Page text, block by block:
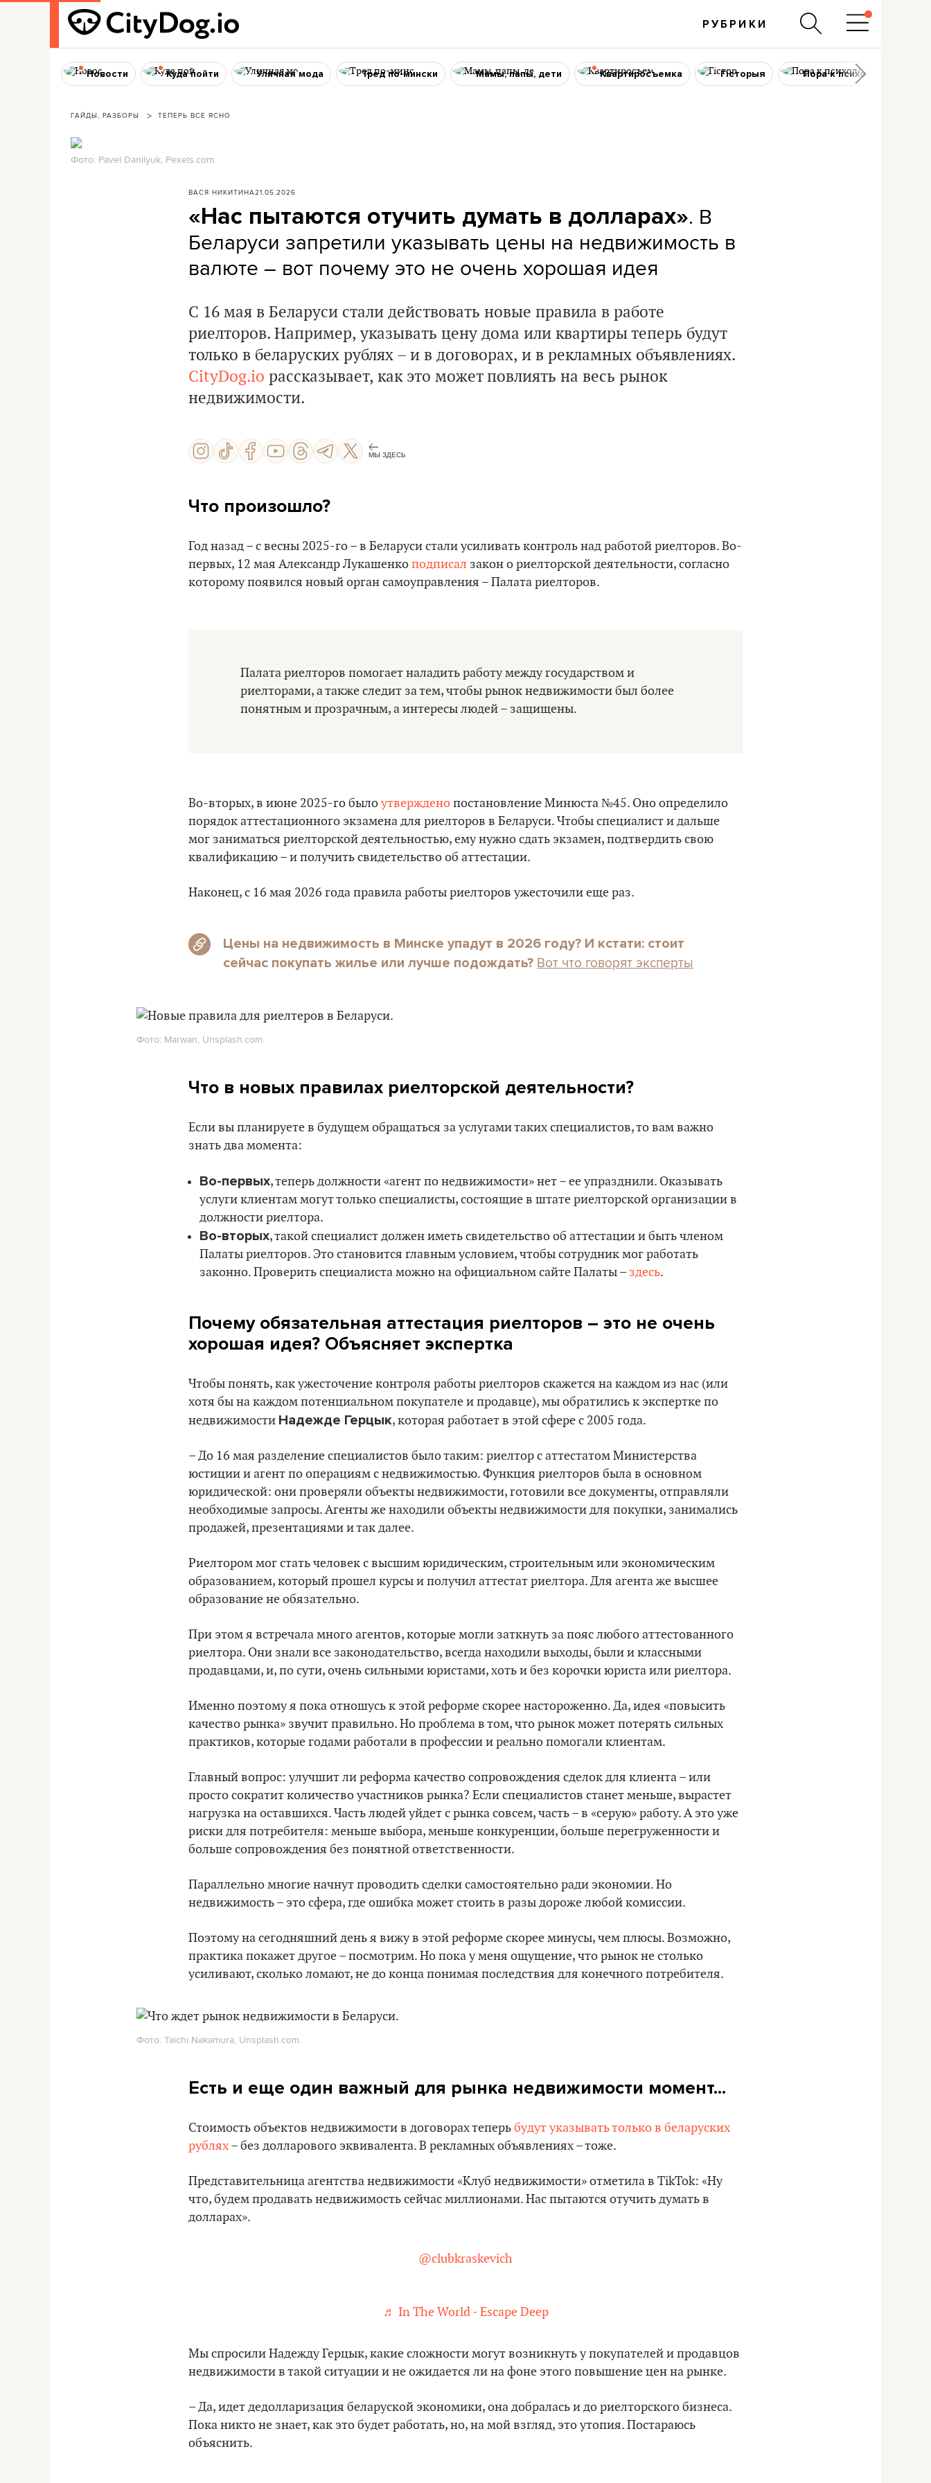
РУБРИКИ
Новости Куда пойти Уличная мода Тред по-мински Мамы, папы, дети Квартиросъемка Гісторыя Пора к психологу
ГАЙДЫ, РАЗБОРЫ ТЕПЕРЬ ВСЕ ЯСНО
Фото: Pavel Danilyuk, Pexels.com.
ВАСЯ НИКИТИНА21.05.2026
«Нас пытаются отучить думать в долларах». В
Беларуси запретили указывать цены на недвижимость в
валюте – вот почему это не очень хорошая идея
С 16 мая в Беларуси стали действовать новые правила в работе
риелторов. Например, указывать цену дома или квартиры теперь будут
только в беларуских рублях – и в договорах, и в рекламных объявлениях.
CityDog.io рассказывает, как это может повлиять на весь рынок
недвижимости.
МЫ ЗДЕСЬ
Что произошло?
Год назад – с весны 2025-го – в Беларуси стали усиливать контроль над работой риелторов. Во-
первых, 12 мая Александр Лукашенкоподписал закон о риелторской деятельности, согласно
которому появился новый орган самоуправления – Палата риелторов.
Палата риелторов помогает наладить работу между государством и
риелторами, а также следит за тем, чтобы рынок недвижимости был более
понятным и прозрачным, а интересы людей – защищены.
Во-вторых, в июне 2025-го былоутвержденопостановление Минюста №45. Оно определило
порядок аттестационного экзамена для риелторов в Беларуси. Чтобы специалист и дальше
мог заниматься риелторской деятельностью, ему нужно сдать экзамен, подтвердить свою
квалификацию – и получить свидетельство об аттестации.
Наконец, с 16 мая 2026 года правила работы риелторов ужесточили еще раз.
Цены на недвижимость в Минске упадут в 2026 году? И кстати: стоит
сейчас покупать жилье или лучше подождать? Вот что говорят эксперты
Фото: Marwan, Unsplash.com.
Что в новых правилах риелторской деятельности?
Если вы планируете в будущем обращаться за услугами таких специалистов, то вам важно
знать два момента:
Во-первых, теперь должности «агент по недвижимости» нет – ее упразднили. Оказывать
услуги клиентам могут только специалисты, состоящие в штате риелторской организации в
должности риелтора.
Во-вторых, такой специалист должен иметь свидетельство об аттестации и быть членом
Палаты риелторов. Это становится главным условием, чтобы сотрудник мог работать
законно. Проверить специалиста можно на официальном сайте Палаты – здесь.
Почему обязательная аттестация риелторов – это не очень
хорошая идея? Объясняет экспертка
Чтобы понять, как ужесточение контроля работы риелторов скажется на каждом из нас (или
хотя бы на каждом потенциальном покупателе и продавце), мы обратились к экспертке по
недвижимости Надежде Герцык, которая работает в этой сфере с 2005 года.
– До 16 мая разделение специалистов было таким: риелтор с аттестатом Министерства
юстиции и агент по операциям с недвижимостью. Функция риелторов была в основном
юридической: они проверяли объекты недвижимости, готовили все документы, отправляли
необходимые запросы. Агенты же находили объекты недвижимости для покупки, занимались
продажей, презентациями и так далее.
Риелтором мог стать человек с высшим юридическим, строительным или экономическим
образованием, который прошел курсы и получил аттестат риелтора. Для агента же высшее
образование не обязательно.
При этом я встречала много агентов, которые могли заткнуть за пояс любого аттестованного
риелтора. Они знали все законодательство, всегда находили выходы, были и классными
продавцами, и, по сути, очень сильными юристами, хоть и без корочки юриста или риелтора.
Именно поэтому я пока отношусь к этой реформе скорее настороженно. Да, идея «повысить
качество рынка» звучит правильно. Но проблема в том, что рынок может потерять сильных
практиков, которые годами работали в профессии и реально помогали клиентам.
Главный вопрос: улучшит ли реформа качество сопровождения сделок для клиента – или
просто сократит количество участников рынка? Если специалистов станет меньше, вырастет
нагрузка на оставшихся. Часть людей уйдет с рынка совсем, часть – в «серую» работу. А это уже
риски для потребителя: меньше выбора, меньше конкуренции, больше перегруженности и
больше сопровождения без понятной ответственности.
Параллельно многие начнут проводить сделки самостоятельно ради экономии. Но
недвижимость – это сфера, где ошибка может стоить в разы дороже любой комиссии.
Поэтому на сегодняшний день я вижу в этой реформе скорее минусы, чем плюсы. Возможно,
практика покажет другое – посмотрим. Но пока у меня ощущение, что рынок не столько
усиливают, сколько ломают, не до конца понимая последствия для конечного потребителя.
Фото: Taichi Nakamura, Unsplash.com.
Есть и еще один важный для рынка недвижимости момент...
Стоимость объектов недвижимости в договорах теперьбудут указывать только в беларуских
рублях– без долларового эквивалента. В рекламных объявлениях – тоже.
Представительница агентства недвижимости «Клуб недвижимости» отметила в TikTok: «Ну
что, будем продавать недвижимость сейчас миллионами. Нас пытаются отучить думать в
долларах».
@clubkraskevich
♬ In The World - Escape Deep
Мы спросили Надежду Герцык, какие сложности могут возникнуть у покупателей и продавцов
недвижимости в такой ситуации и не ожидается ли на фоне этого повышение цен на рынке.
– Да, идет дедолларизация беларуской экономики, она добралась и до риелторского бизнеса.
Пока никто не знает, как это будет работать, но, на мой взгляд, это утопия. Постараюсь
объяснить.